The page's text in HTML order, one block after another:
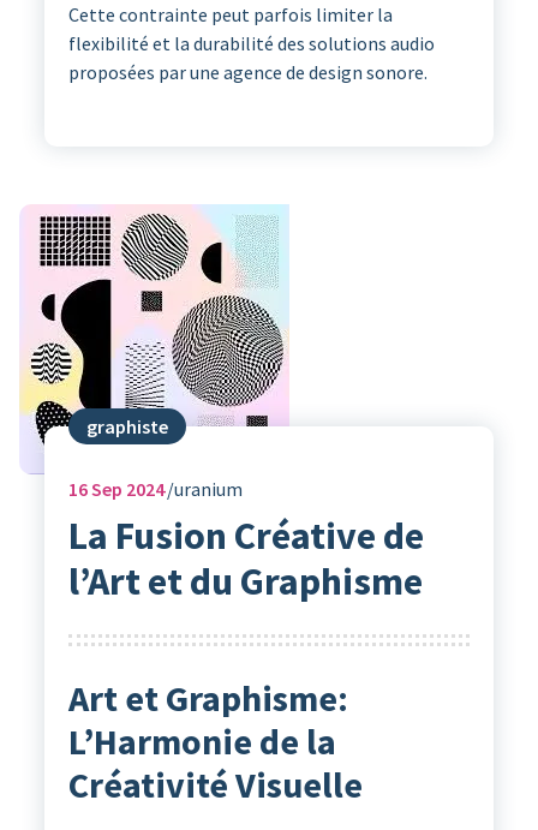
Cette contrainte peut parfois limiter la
flexibilité et la durabilité des solutions audio
proposées par une agence de design sonore.
graphiste
16Sep 2024 uranium
La Fusion Créative de
l’Art et du Graphisme
Art et Graphisme:
L’Harmonie de la
Créativité Visuelle